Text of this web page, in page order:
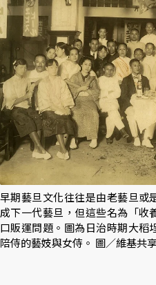
早期藝旦文化往往是由老藝旦或
成下一代藝旦，但這些名為「收
口販運問題。圖為日治時期大稻
陪侍的藝妓與女侍。 圖／維基共